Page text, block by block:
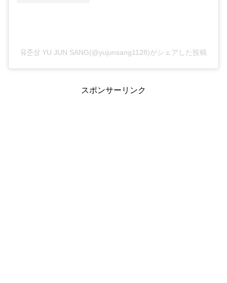
유준상 YU JUN SANG(@yujunsang1128)がシェアした投稿
スポンサーリンク